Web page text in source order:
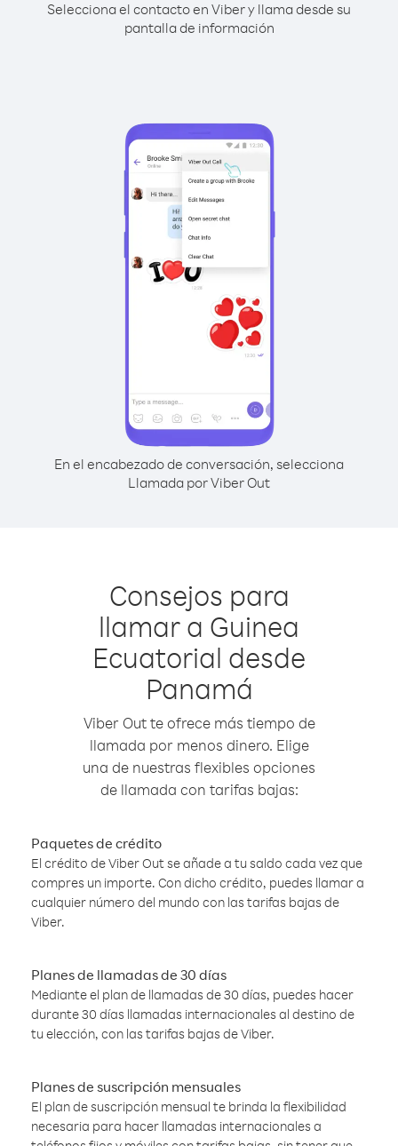
Selecciona el contacto en Viber y llama desde su
pantalla de información
En el encabezado de conversación, selecciona
Llamada por Viber Out
Consejos para
llamar a Guinea
Ecuatorial desde
Panamá
Viber Out te ofrece más tiempo de
llamada por menos dinero. Elige
una de nuestras flexibles opciones
de llamada con tarifas bajas:
Paquetes de crédito
El crédito de Viber Out se añade a tu saldo cada vez que
compres un importe. Con dicho crédito, puedes llamar a
cualquier número del mundo con las tarifas bajas de
Viber.
Planes de llamadas de 30 días
Mediante el plan de llamadas de 30 días, puedes hacer
durante 30 días llamadas internacionales al destino de
tu elección, con las tarifas bajas de Viber.
Planes de suscripción mensuales
El plan de suscripción mensual te brinda la flexibilidad
necesaria para hacer llamadas internacionales a